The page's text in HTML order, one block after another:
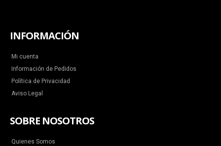
INFORMACIÓN
Mi cuenta
Información de Pedidos
Política de Privacidad
Aviso Legal
SOBRE NOSOTROS
Quienes Somos